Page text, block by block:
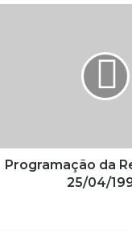
Programação da
25/04/